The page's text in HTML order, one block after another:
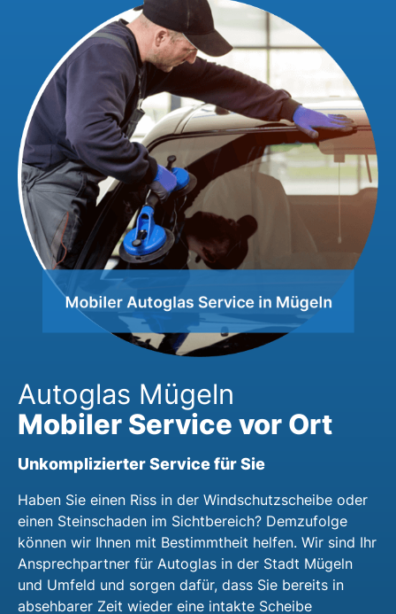
Autoglas Mügeln
Mobiler Service vor Ort
Unkomplizierter Service für Sie
Haben Sie einen Riss in der Windschutzscheibe oder
einen Steinschaden im Sichtbereich? Demzufolge
können wir Ihnen mit Bestimmtheit helfen. Wir sind Ihr
Ansprechpartner für Autoglas in der Stadt Mügeln
und Umfeld und sorgen dafür, dass Sie bereits in
absehbarer Zeit wieder eine intakte Scheibe